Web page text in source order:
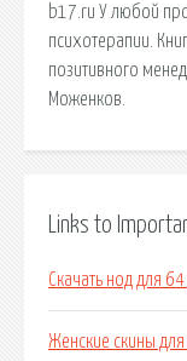
b17.ru У любой
психотерапии.
позитивного
Моженков.
Links to
Скачать нод для
Женские скины